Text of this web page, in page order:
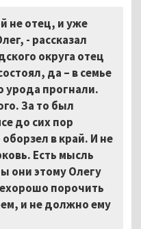
не отец, и уже
- рассказал
округа отец
да – в семье
урода прогнали.
За то был
до сих пор
в край. И не
Есть мысль
они этому Олегу
порочить
и не должно ему